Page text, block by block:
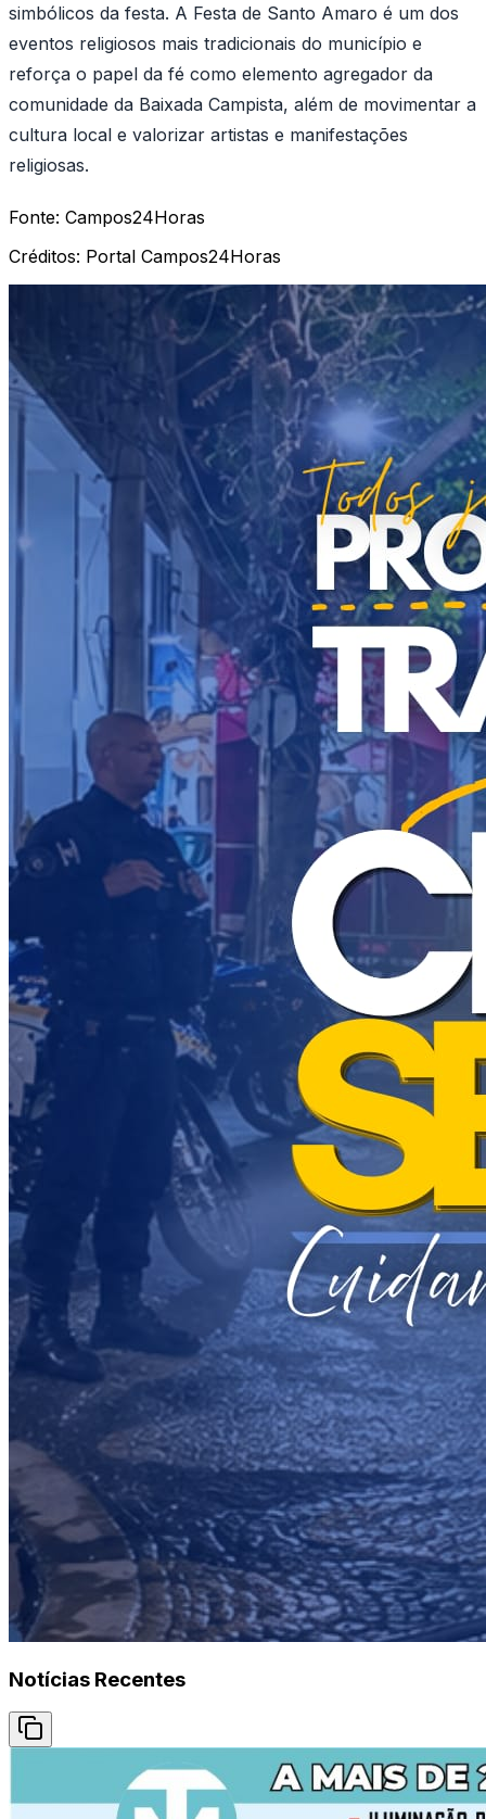
simbólicos da festa. A Festa de Santo Amaro é um dos
eventos religiosos mais tradicionais do município e
reforça o papel da fé como elemento agregador da
comunidade da Baixada Campista, além de movimentar a
cultura local e valorizar artistas e manifestações
religiosas.
Fonte: Campos24Horas
Créditos: Portal Campos24Horas
Notícias Recentes